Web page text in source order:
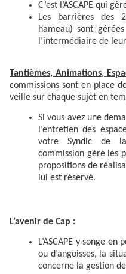
C’est l’ASCAPE qui
Les barrières des
hameau) sont
l’intermédiaire de
Tantièmes, Animations,
commissions sont en place
veille sur chaque sujet en
Si vous avez une
l’entretien des
votre Syndic de la
commission gère les
propositions de
lui est réservé.
L’avenir de Cap :
L’ASCAPE y songe
ou d’angoisses, la
concerne la gestion